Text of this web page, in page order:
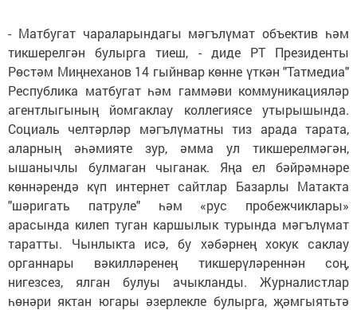
- Матбугат чараларындагы мәгълүмат объектив һәм
тикшерелгән булырга тиеш, - диде РТ Президенты
Рөстәм Миңнеханов 14 гыйнвар көнне үткән "Татмедиа"
Республика матбугат һәм гаммәви коммуникацияләр
агентлыгының йомгаклау коллегиясе утырышында.
Социаль челтәрләр мәгълүматны тиз арада тарата,
аларның әһәмияте зур, әмма ул тикшерелмәгән,
ышанычлы булмаган чыганак. Яңа ел бәйрәмнәре
көннәрендә күп интернет сайтлар Базарлы Матакта
"шәригать патруле" һәм «рус пробежчиклары»
арасында килеп туган каршылык турында мәгълүмат
таратты. Чынлыкта исә, бу хәбәрнең хокук саклау
органнары вәкилләренең тикшерүләреннән соң,
нигезсез, ялган булуы ачыкланды. Журналистлар
һөнәри яктан югары әзерлекле булырга, җәмгыятьтә